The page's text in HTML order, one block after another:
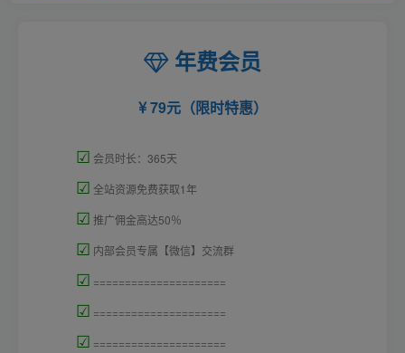
年费会员
79元（限时特惠）
☑ 会员时长：365天
☑ 全站资源免费获取1年
☑ 推广佣金高达50％
☑ 内部会员专属【微信】交流群
☑ =====================
☑ =====================
☑ =====================